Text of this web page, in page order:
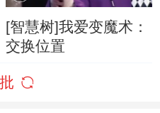
[智慧树]我爱变魔术：
交换位置